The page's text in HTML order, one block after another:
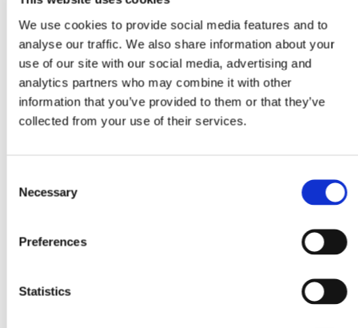
We use cookies to provide social media features and to
analyse our traffic. We also share information about your
use of our site with our social media, advertising and
analytics partners who may combine it with other
information that you’ve provided to them or that they’ve
collected from your use of their services.
Selection
Necessary
Preferences
Statistics